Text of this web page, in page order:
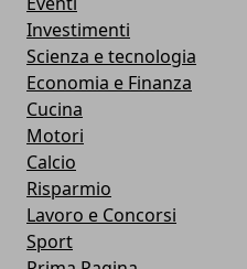
Investimenti
Scienza e tecnologia
Economia e Finanza
Cucina
Motori
Calcio
Risparmio
Lavoro e Concorsi
Sport